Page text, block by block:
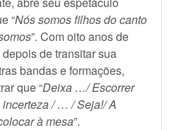
“Nós somos filhos do canto
”. Com oito anos de
de transitar sua
bandas e formações,
que “Deixa …/ Escorrer
/ … / Seja!/ A
à mesa”.